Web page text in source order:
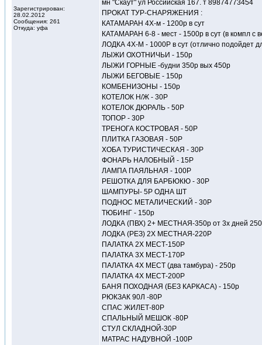
Зарегистрирован:
28.02.2012
Сообщения: 261
Откуда: уфа
мн "Скаут" ул Российская 167. т 89874773454
ПРОКАТ ТУР-СНАРЯЖЕНИЯ :
КАТАМАРАН 4Х-м - 1200р в сут
КАТАМАРАН 6-8 - мест - 1500р в сут (в компл с
ЛОДКА 4Х-М - 1000Р в сут (отлично подойдет
ЛЫЖИ ОХОТНИЧЬИ - 150р
ЛЫЖИ ГОРНЫЕ -будни 350р вых 450р
ЛЫЖИ БЕГОВЫЕ - 150р
КОМБЕНИЗОНЫ - 150р
КОТЕЛОК Н/Ж - 30Р
КОТЕЛОК ДЮРАЛЬ - 50Р
ТОПОР - 30Р
ТРЕНОГА КОСТРОВАЯ - 50Р
ПЛИТКА ГАЗОВАЯ - 50Р
ХОБА ТУРИСТИЧЕСКАЯ - 30Р
ФОНАРЬ НАЛОБНЫЙ - 15Р
ЛАМПА ПАЯЛЬНАЯ - 100Р
РЕШОТКА ДЛЯ БАРБЮКЮ - 30Р
ШАМПУРЫ- 5Р ОДНА ШТ
ПОДНОС МЕТАЛИЧЕСКИЙ - 30Р
ТЮБИНГ - 150р
ЛОДКА (ПВХ) 2+ МЕСТНАЯ-350р от 3х дней
ЛОДКА (РЕЗ) 2Х МЕСТНАЯ-220Р
ПАЛАТКА 2Х МЕСТ-150Р
ПАЛАТКА 3Х МЕСТ-170Р
ПАЛАТКА 4Х МЕСТ (два тамбура) - 250р
ПАЛАТКА 4Х МЕСТ-200Р
БАНЯ ПОХОДНАЯ (БЕЗ КАРКАСА) - 150р
РЮКЗАК 90Л -80Р
СПАС ЖИЛЕТ-80Р
СПАЛЬНЫЙ МЕШОК -80Р
СТУЛ СКЛАДНОЙ-30Р
МАТРАС НАДУВНОЙ -100Р